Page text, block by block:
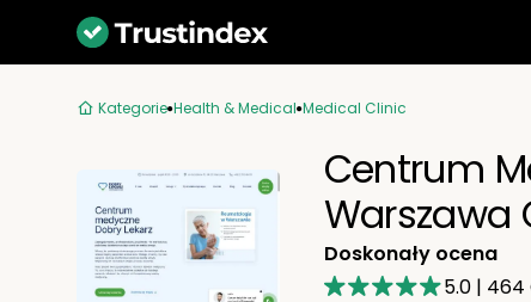
Kategorie Health & Medical Medical Clinic
Centrum
Warszawa
Doskonały ocena
5.0 | 464